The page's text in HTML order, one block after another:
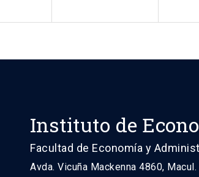
Instituto de
Facultad de Economía y
Avda. Vicuña Mackenna 4860,